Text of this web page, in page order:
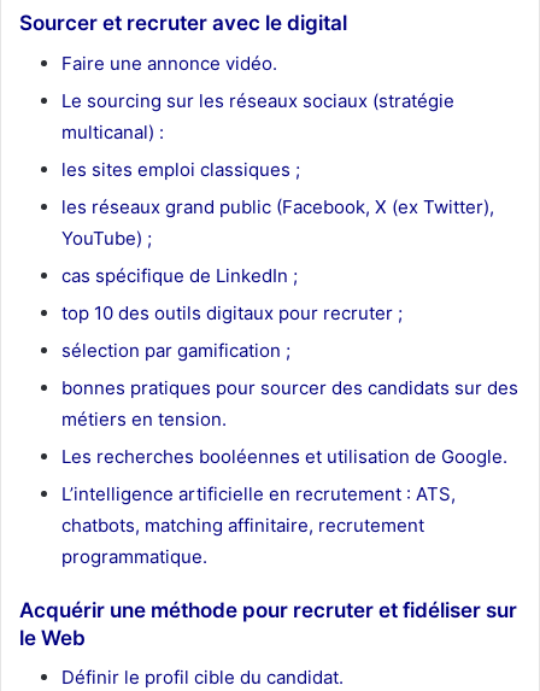
Sourcer et recruter avec le digital
Faire une annonce vidéo.
Le sourcing sur les réseaux sociaux (stratégie
multicanal) :
les sites emploi classiques ;
les réseaux grand public (Facebook, X (ex Twitter),
YouTube) ;
cas spécifique de LinkedIn ;
top 10 des outils digitaux pour recruter ;
sélection par gamification ;
bonnes pratiques pour sourcer des candidats sur des
métiers en tension.
Les recherches booléennes et utilisation de Google.
L’intelligence artificielle en recrutement : ATS,
chatbots, matching affinitaire, recrutement
programmatique.
Acquérir une méthode pour recruter et fidéliser sur
le Web
Définir le profil cible du candidat.